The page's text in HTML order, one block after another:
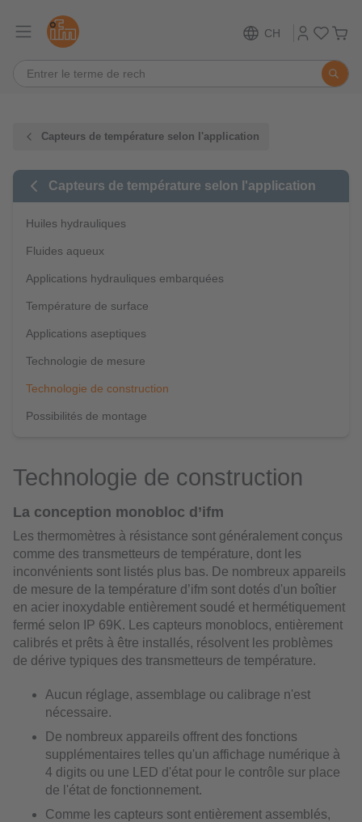
CH
Capteurs de température selon l'application
Capteurs de température selon l'application
Huiles hydrauliques
Fluides aqueux
Applications hydrauliques embarquées
Température de surface
Applications aseptiques
Technologie de mesure
Technologie de construction
Possibilités de montage
Technologie de construction
La conception monobloc d’ifm
Les thermomètres à résistance sont généralement conçus
comme des transmetteurs de température, dont les
inconvénients sont listés plus bas. De nombreux appareils
de mesure de la température d’ifm sont dotés d'un boîtier
en acier inoxydable entièrement soudé et hermétiquement
fermé selon IP 69K. Les capteurs monoblocs, entièrement
calibrés et prêts à être installés, résolvent les problèmes
de dérive typiques des transmetteurs de température.
Aucun réglage, assemblage ou calibrage n'est
nécessaire.
De nombreux appareils offrent des fonctions
supplémentaires telles qu'un affichage numérique à
4 digits ou une LED d'état pour le contrôle sur place
de l'état de fonctionnement.
Comme les capteurs sont entièrement assemblés,